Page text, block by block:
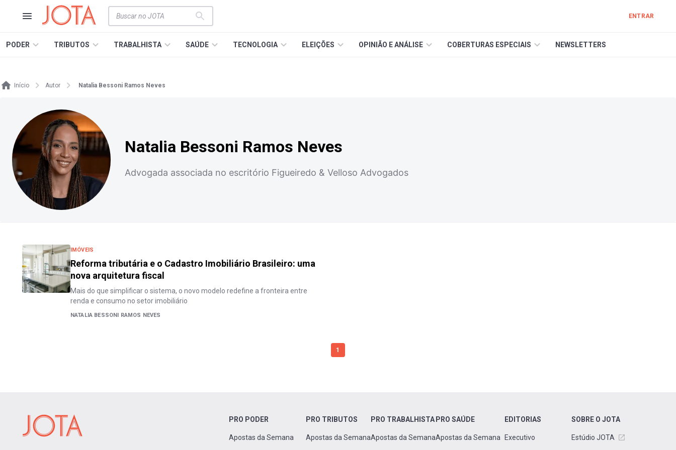
ENTRAR
PODER TRIBUTOS TRABALHISTA SAÚDE TECNOLOGIA ELEIÇÕES OPINIÃO E ANÁLISE COBERTURAS ESPECIAIS NEWSLETTERS
Início Autor Natalia Bessoni Ramos Neves
Natalia Bessoni Ramos Neves
Advogada associada no escritório Figueiredo & Velloso Advogados
IMÓVEIS
Reforma tributária e o Cadastro Imobiliário Brasileiro: uma
nova arquitetura fiscal
Mais do que simplificar o sistema, o novo modelo redefine a fronteira entre
renda e consumo no setor imobiliário
NATALIA BESSONI RAMOS NEVES
1
PRO PODER
Apostas da Semana
PRO TRIBUTOS
Apostas da Semana
PRO TRABALHISTA
Apostas da Semana
PRO SAÚDE
Apostas da Semana
EDITORIAS
Executivo
SOBRE O JOTA
Estúdio JOTA